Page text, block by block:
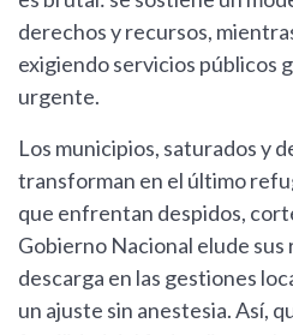
derechos y recursos,
exigiendo servicios públicos
urgente.
Los municipios, saturados y
transforman en el último
que enfrentan despidos,
Gobierno Nacional elude sus
descarga en las gestiones
un ajuste sin anestesia. Así,